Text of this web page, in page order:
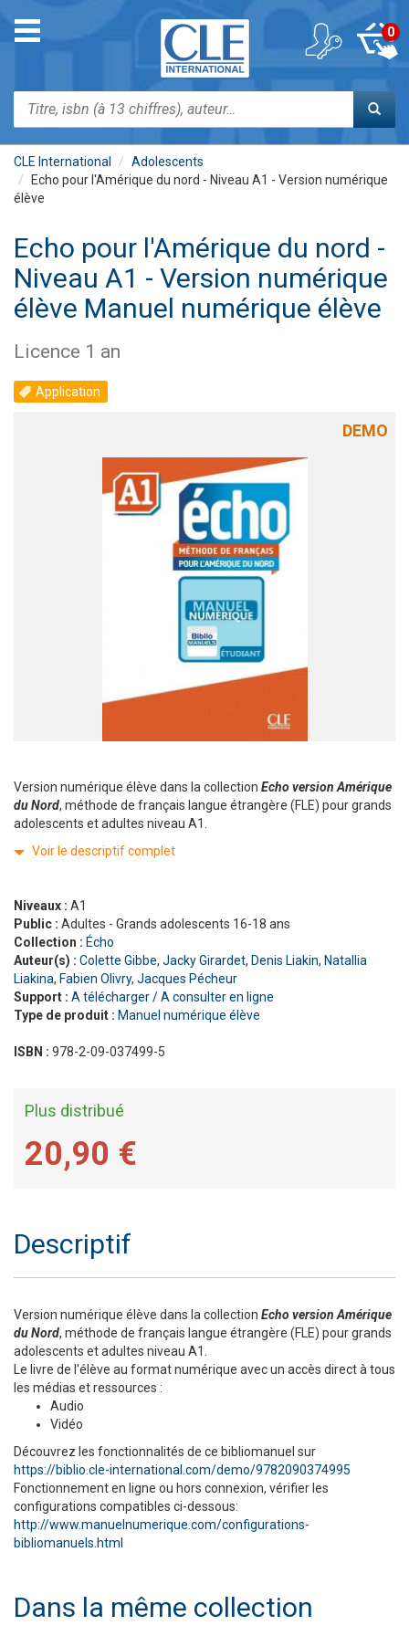
contenu
Toggle
navigation
Rechercher
0
CLE International
Adolescents
Echo pour l'Amérique du nord - Niveau A1 - Version numérique
élève
Echo pour l'Amérique du nord -
Niveau A1 - Version numérique
élève Manuel numérique élève
Licence 1 an
Application
DEMO
Version numérique élève dans la collection Echo version Amérique
du Nord, méthode de français langue étrangère (FLE) pour grands
adolescents et adultes niveau A1.
Voir le descriptif complet
Niveaux : A1
Public : Adultes - Grands adolescents 16-18 ans
Collection : Écho
Auteur(s) : Colette Gibbe, Jacky Girardet, Denis Liakin, Natallia
Liakina, Fabien Olivry, Jacques Pécheur
Support : A télécharger / A consulter en ligne
Type de produit : Manuel numérique élève
ISBN : 978-2-09-037499-5
Plus distribué
20,90 €
Descriptif
Version numérique élève dans la collection Echo version Amérique
du Nord, méthode de français langue étrangère (FLE) pour grands
adolescents et adultes niveau A1.
Le livre de l'élève au format numérique avec un accès direct à tous
les médias et ressources :
Audio
Vidéo
Découvrez les fonctionnalités de ce bibliomanuel sur
https://biblio.cle-international.com/demo/9782090374995
Fonctionnement en ligne ou hors connexion, vérifier les
configurations compatibles ci-dessous:
http://www.manuelnumerique.com/configurations-
bibliomanuels.html
Dans la même collection